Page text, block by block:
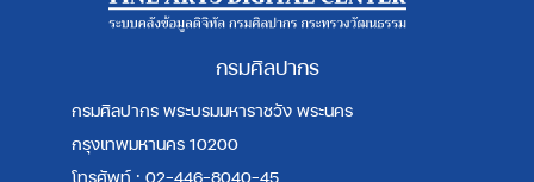
กรมศิลปากร
กรมศิลปากร พระบรมมหาราชวัง พระนคร
กรุงเทพมหานคร 10200
โทรศัพท์ : 02-446-8040-45